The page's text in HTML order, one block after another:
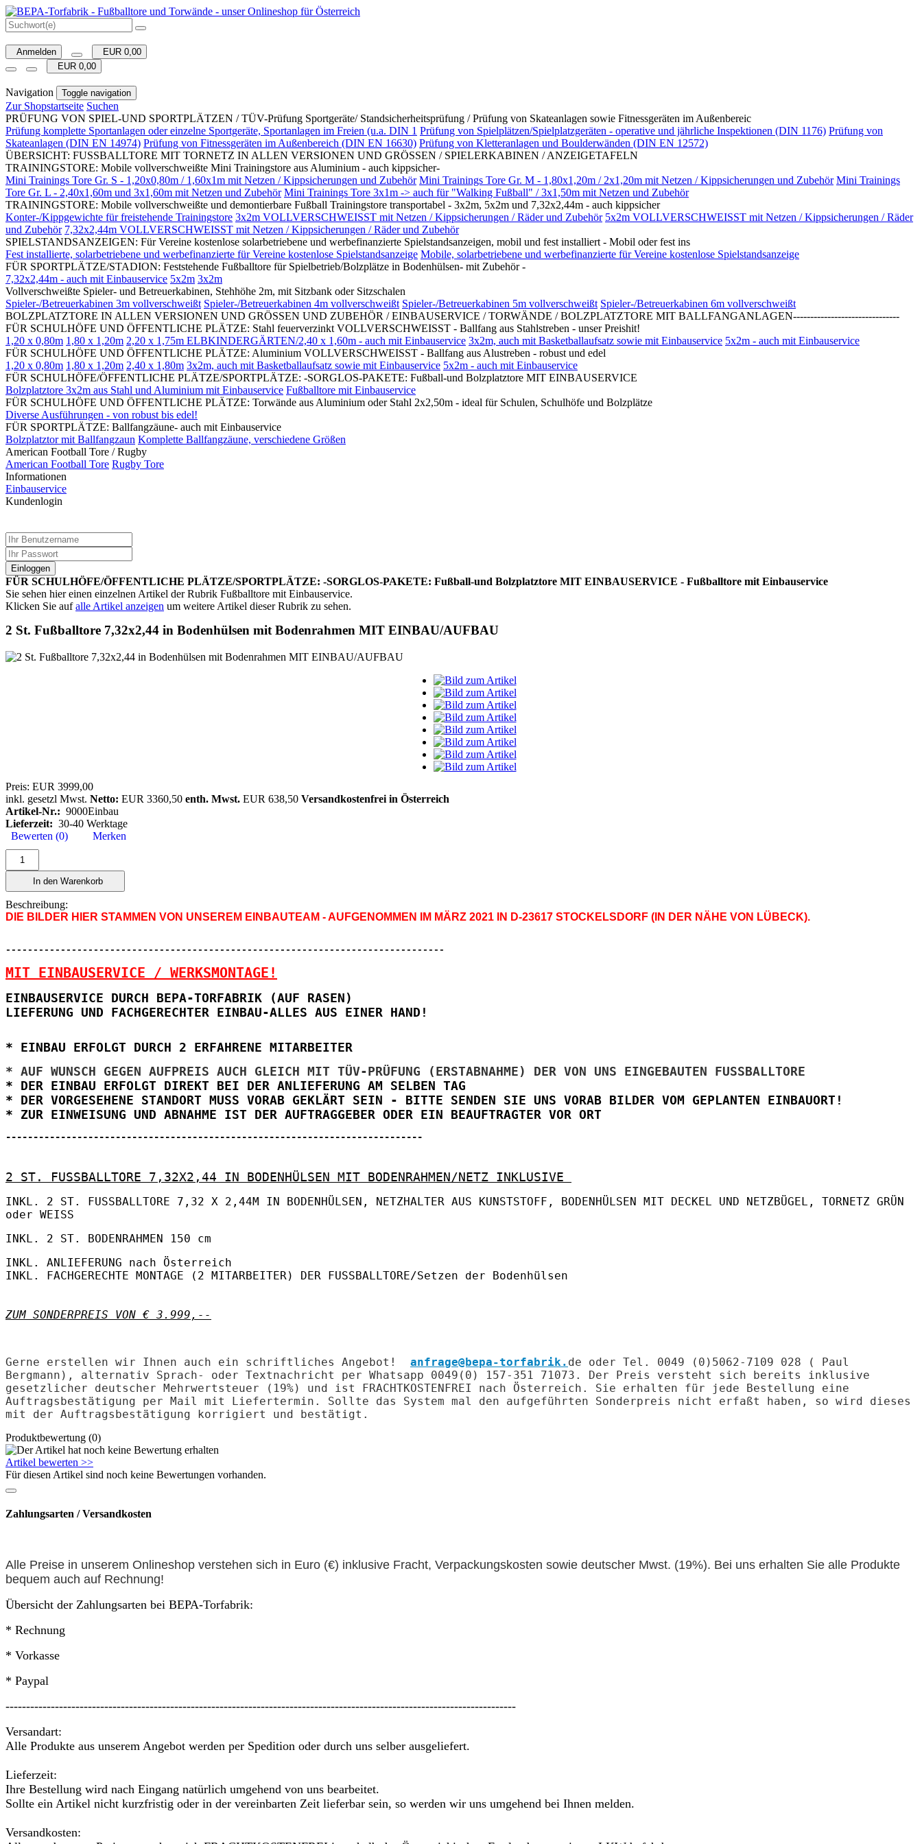
Anmelden
EUR 0,00
EUR 0,00
Navigation Toggle navigation
Zur Shopstartseite Suchen
PRÜFUNG VON SPIEL-UND SPORTPLÄTZEN / TÜV-Prüfung Sportgeräte/ Standsicherheitsprüfung / Prüfung von Skateanlagen sowie Fitnessgeräten im Außenbereic
Prüfung komplette Sportanlagen oder einzelne Sportgeräte, Sportanlagen im Freien (u.a. DIN 1 Prüfung von Spielplätzen/Spielplatzgeräten - operative und jährliche Inspektionen (DIN 1176) Prüfung von
Skateanlagen (DIN EN 14974) Prüfung von Fitnessgeräten im Außenbereich (DIN EN 16630) Prüfung von Kletteranlagen und Boulderwänden (DIN EN 12572)
ÜBERSICHT: FUSSBALLTORE MIT TORNETZ IN ALLEN VERSIONEN UND GRÖSSEN / SPIELERKABINEN / ANZEIGETAFELN
TRAININGSTORE: Mobile vollverschweißte Mini Trainingstore aus Aluminium - auch kippsicher-
Mini Trainings Tore Gr. S - 1,20x0,80m / 1,60x1m mit Netzen / Kippsicherungen und Zubehör Mini Trainings Tore Gr. M - 1,80x1,20m / 2x1,20m mit Netzen / Kippsicherungen und Zubehör Mini Trainings
Tore Gr. L - 2,40x1,60m und 3x1,60m mit Netzen und Zubehör Mini Trainings Tore 3x1m -> auch für "Walking Fußball" / 3x1,50m mit Netzen und Zubehör
TRAININGSTORE: Mobile vollverschweißte und demontierbare Fußball Trainingstore transportabel - 3x2m, 5x2m und 7,32x2,44m - auch kippsicher
Konter-/Kippgewichte für freistehende Trainingstore 3x2m VOLLVERSCHWEISST mit Netzen / Kippsicherungen / Räder und Zubehör 5x2m VOLLVERSCHWEISST mit Netzen / Kippsicherungen / Räder
und Zubehör 7,32x2,44m VOLLVERSCHWEISST mit Netzen / Kippsicherungen / Räder und Zubehör
SPIELSTANDSANZEIGEN: Für Vereine kostenlose solarbetriebene und werbefinanzierte Spielstandsanzeigen, mobil und fest installiert - Mobil oder fest ins
Fest installierte, solarbetriebene und werbefinanzierte für Vereine kostenlose Spielstandsanzeige Mobile, solarbetriebene und werbefinanzierte für Vereine kostenlose Spielstandsanzeige
FÜR SPORTPLÄTZE/STADION: Feststehende Fußballtore für Spielbetrieb/Bolzplätze in Bodenhülsen- mit Zubehör -
7,32x2,44m - auch mit Einbauservice 5x2m 3x2m
Vollverschweißte Spieler- und Betreuerkabinen, Stehhöhe 2m, mit Sitzbank oder Sitzschalen
Spieler-/Betreuerkabinen 3m vollverschweißt Spieler-/Betreuerkabinen 4m vollverschweißt Spieler-/Betreuerkabinen 5m vollverschweißt Spieler-/Betreuerkabinen 6m vollverschweißt
BOLZPLATZTORE IN ALLEN VERSIONEN UND GRÖSSEN UND ZUBEHÖR / EINBAUSERVICE / TORWÄNDE / BOLZPLATZTORE MIT BALLFANGANLAGEN-------------------------------
FÜR SCHULHÖFE UND ÖFFENTLICHE PLÄTZE: Stahl feuerverzinkt VOLLVERSCHWEISST - Ballfang aus Stahlstreben - unser Preishit!
1,20 x 0,80m 1,80 x 1,20m 2,20 x 1,75m ELBKINDERGÄRTEN/2,40 x 1,60m - auch mit Einbauservice 3x2m, auch mit Basketballaufsatz sowie mit Einbauservice 5x2m - auch mit Einbauservice
FÜR SCHULHÖFE UND ÖFFENTLICHE PLÄTZE: Aluminium VOLLVERSCHWEISST - Ballfang aus Alustreben - robust und edel
1,20 x 0,80m 1,80 x 1,20m 2,40 x 1,80m 3x2m, auch mit Basketballaufsatz sowie mit Einbauservice 5x2m - auch mit Einbauservice
FÜR SCHULHÖFE/ÖFFENTLICHE PLÄTZE/SPORTPLÄTZE: -SORGLOS-PAKETE: Fußball-und Bolzplatztore MIT EINBAUSERVICE
Bolzplatztore 3x2m aus Stahl und Aluminium mit Einbauservice Fußballtore mit Einbauservice
FÜR SCHULHÖFE UND ÖFFENTLICHE PLÄTZE: Torwände aus Aluminium oder Stahl 2x2,50m - ideal für Schulen, Schulhöfe und Bolzplätze
Diverse Ausführungen - von robust bis edel!
FÜR SPORTPLÄTZE: Ballfangzäune- auch mit Einbauservice
Bolzplatztor mit Ballfangzaun Komplette Ballfangzäune, verschiedene Größen
American Football Tore / Rugby
American Football Tore Rugby Tore
Informationen
Einbauservice
Kundenlogin
Einloggen
FÜR SCHULHÖFE/ÖFFENTLICHE PLÄTZE/SPORTPLÄTZE: -SORGLOS-PAKETE: Fußball-und Bolzplatztore MIT EINBAUSERVICE - Fußballtore mit Einbauservice
Sie sehen hier einen einzelnen Artikel der Rubrik Fußballtore mit Einbauservice.
Klicken Sie aufalle Artikel anzeigen um weitere Artikel dieser Rubrik zu sehen.
2 St. Fußballtore 7,32x2,44 in Bodenhülsen mit Bodenrahmen MIT EINBAU/AUFBAU
Preis: EUR 3999,00
inkl. gesetzl Mwst. Netto: EUR 3360,50 enth. Mwst. EUR 638,50 Versandkostenfrei in Österreich
Artikel-Nr.: 9000Einbau
Lieferzeit: 30-40 Werktage
Bewerten (0)
Merken
In den Warenkorb
Beschreibung:
DIE BILDER HIER STAMMEN VON UNSEREM EINBAUTEAM - AUFGENOMMEN IM MÄRZ 2021 IN D-23617 STOCKELSDORF (IN DER NÄHE VON LÜBECK).
--------------------------------------------------------------------------------
MIT EINBAUSERVICE / WERKSMONTAGE!
EINBAUSERVICE DURCH BEPA-TORFABRIK (AUF RASEN)
LIEFERUNG UND FACHGERECHTER EINBAU-ALLES AUS EINER HAND!
* EINBAU ERFOLGT DURCH 2 ERFAHRENE MITARBEITER
* AUF WUNSCH GEGEN AUFPREIS AUCH GLEICH MIT TÜV-PRÜFUNG (ERSTABNAHME) DER VON UNS EINGEBAUTEN FUSSBALLTORE
* DER EINBAU ERFOLGT DIREKT BEI DER ANLIEFERUNG AM SELBEN TAG
* DER VORGESEHENE STANDORT MUSS VORAB GEKLÄRT SEIN - BITTE SENDEN SIE UNS VORAB BILDER VOM GEPLANTEN EINBAUORT!
* ZUR EINWEISUNG UND ABNAHME IST DER AUFTRAGGEBER ODER EIN BEAUFTRAGTER VOR ORT
----------------------------------------------------------------------------
2 ST. FUSSBALLTORE 7,32X2,44 IN BODENHÜLSEN MIT BODENRAHMEN/NETZ INKLUSIVE
INKL. 2 ST. FUSSBALLTORE 7,32 X 2,44M IN BODENHÜLSEN, NETZHALTER AUS KUNSTSTOFF, BODENHÜLSEN MIT DECKEL UND NETZBÜGEL, TORNETZ GRÜN
oder WEISS
INKL. 2 ST. BODENRAHMEN 150 cm
INKL. ANLIEFERUNG nach Österreich
INKL. FACHGERECHTE MONTAGE (2 MITARBEITER) DER FUSSBALLTORE/Setzen der Bodenhülsen
ZUM SONDERPREIS VON € 3.999,--
Gerne erstellen wir Ihnen auch ein schriftliches Angebot! anfrage@bepa-torfabrik. de oder Tel. 0049 (0)5062-7109 028 ( Paul
Bergmann), alternativ Sprach- oder Textnachricht per Whatsapp 0049(0) 157-351 71073. Der Preis versteht sich bereits inklusive
gesetzlicher deutscher Mehrwertsteuer (19%) und ist FRACHTKOSTENFREI nach Österreich. Sie erhalten für jede Bestellung eine
Auftragsbestätigung per Mail mit Liefertermin. Sollte das System mal den aufgeführten Sonderpreis nicht erfaßt haben, so wird dieses
mit der Auftragsbestätigung korrigiert und bestätigt.
Produktbewertung (0)
Artikel bewerten >>
Für diesen Artikel sind noch keine Bewertungen vorhanden.
Zahlungsarten / Versandkosten
Alle Preise in unserem Onlineshop verstehen sich in Euro (€) inklusive Fracht, Verpackungskosten sowie deutscher Mwst. (19%). Bei uns erhalten Sie alle Produkte
bequem auch auf Rechnung!
Übersicht der Zahlungsarten bei BEPA-Torfabrik:
* Rechnung
* Vorkasse
* Paypal
----------------------------------------------------------------------------------------------------------------------------
Versandart:
Alle Produkte aus unserem Angebot werden per Spedition oder durch uns selber ausgeliefert.
Lieferzeit:
Ihre Bestellung wird nach Eingang natürlich umgehend von uns bearbeitet.
Sollte ein Artikel nicht kurzfristig oder in der vereinbarten Zeit lieferbar sein, so werden wir uns umgehend bei Ihnen melden.
Versandkosten: